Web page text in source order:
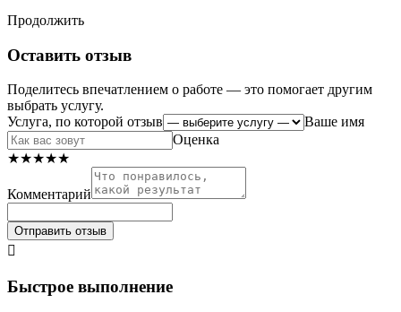
Продолжить
Оставить отзыв
Поделитесь впечатлением о работе — это помогает другим
выбрать услугу.
Услуга, по которой отзыв
Ваше имя
Оценка
★★★★★
Комментарий
Отправить отзыв

Быстрое выполнение